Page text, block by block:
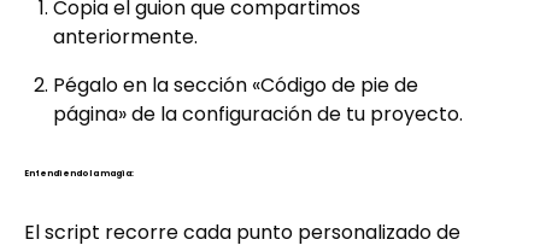
Copia el guion que compartimos
anteriormente.
Pégalo en la sección «Código de pie de
página» de la configuración de tu proyecto.
Entendiendo la magia:
El script recorre cada punto personalizado de